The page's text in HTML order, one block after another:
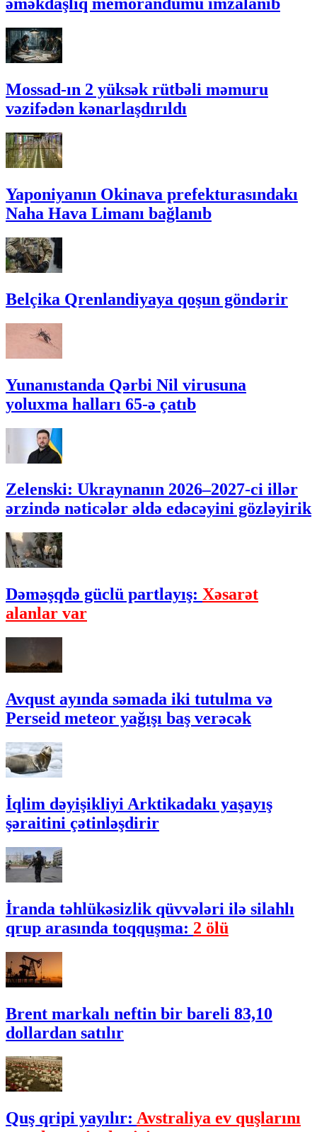
əməkdaşlıq memorandumu imzalanıb
Mossad-ın 2 yüksək rütbəli məmuru
vəzifədən kənarlaşdırıldı
Yaponiyanın Okinava prefekturasındakı
Naha Hava Limanı bağlanıb
Belçika Qrenlandiyaya qoşun göndərir
Yunanıstanda Qərbi Nil virusuna
yoluxma halları 65-ə çatıb
Zelenski: Ukraynanın 2026–2027-ci illər
ərzində nəticələr əldə edəcəyini gözləyirik
Dəməşqdə güclü partlayış: Xəsarət
alanlar var
Avqust ayında səmada iki tutulma və
Perseid meteor yağışı baş verəcək
İqlim dəyişikliyi Arktikadakı yaşayış
şəraitini çətinləşdirir
İranda təhlükəsizlik qüvvələri ilə silahlı
qrup arasında toqquşma: 2 ölü
Brent markalı neftin bir bareli 83,10
dollardan satılır
Quş qripi yayılır: Avstraliya ev quşlarını